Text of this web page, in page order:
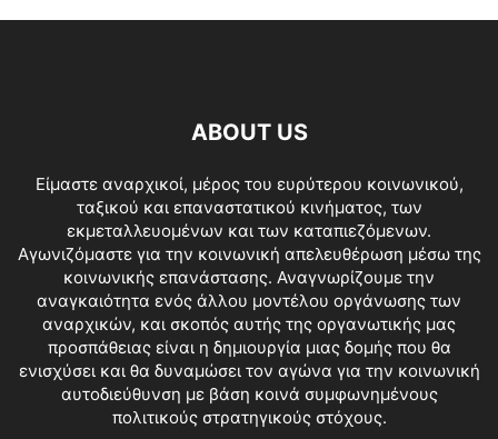
ABOUT US
Είμαστε αναρχικοί, μέρος του ευρύτερου κοινωνικού,
ταξικού και επαναστατικού κινήματος, των
εκμεταλλευομένων και των καταπιεζόμενων.
Αγωνιζόμαστε για την κοινωνική απελευθέρωση μέσω της
κοινωνικής επανάστασης. Αναγνωρίζουμε την
αναγκαιότητα ενός άλλου μοντέλου οργάνωσης των
αναρχικών, και σκοπός αυτής της οργανωτικής μας
προσπάθειας είναι η δημιουργία μιας δομής που θα
ενισχύσει και θα δυναμώσει τον αγώνα για την κοινωνική
αυτοδιεύθυνση με βάση κοινά συμφωνημένους
πολιτικούς στρατηγικούς στόχους.